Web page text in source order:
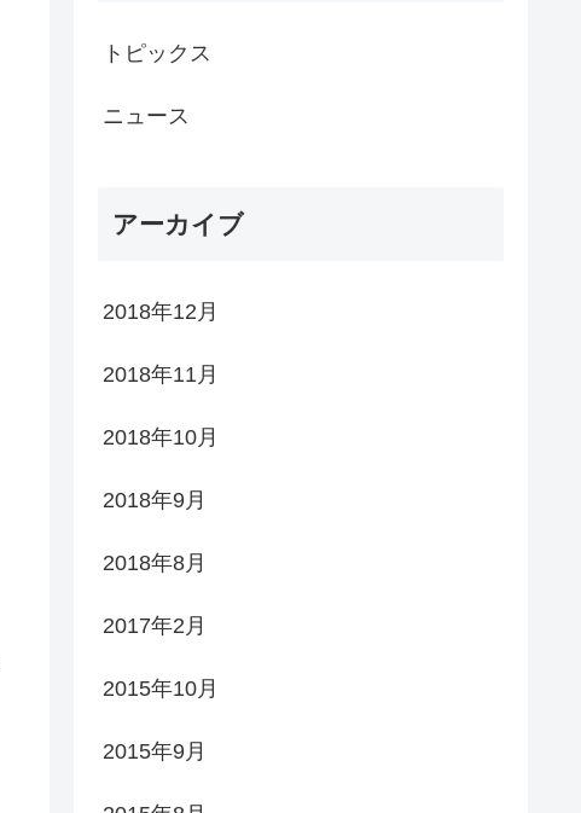
トピックス
ニュース
アーカイブ
2018年12月
2018年11月
2018年10月
2018年9月
2018年8月
2017年2月
2015年10月
2015年9月